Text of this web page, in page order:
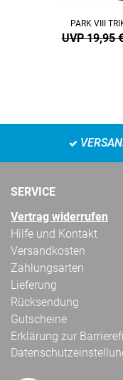
PARK VIII
UVP 19,95
SERVICE
Vertrag widerrufen
Hilfe und Kontakt
Versandkosten
Zahlungsarten
Lieferung
Rücksendung
Gutscheine
Erklärung zur